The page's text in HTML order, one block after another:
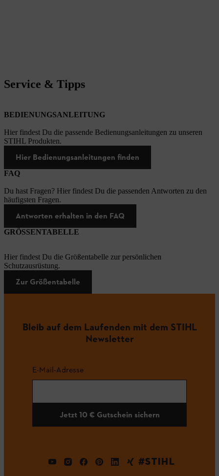
Service & Tipps
BEDIENUNGSANLEITUNG
Hier findest Du die passende Bedienungsanleitungen zu unseren
STIHL Produkten.
Hier Bedienungsanleitungen finden
FAQ
Du hast Fragen? Hier findest Du die passenden Antworten zu den
häufigsten Fragen.
Antworten erhalten in den FAQ
GRÖSSENTABELLE
Hier findest Du die Größentabelle zur persönlichen
Schutzausrüstung.
Zur Größentabelle
Bleib auf dem Laufenden mit dem STIHL
Newsletter
E-Mail-Adresse
Jetzt 10 € Gutschein sichern
#STIHL